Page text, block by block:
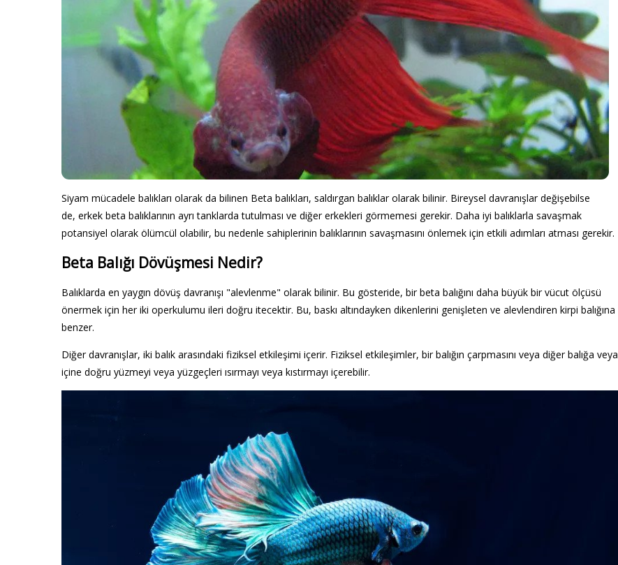
Siyam mücadele balıkları olarak da bilinen Beta balıkları, saldırgan balıklar olarak bilinir. Bireysel davranışlar değişebilse
de, erkek beta balıklarının ayrı tanklarda tutulması ve diğer erkekleri görmemesi gerekir. Daha iyi balıklarla savaşmak
potansiyel olarak ölümcül olabilir, bu nedenle sahiplerinin balıklarının savaşmasını önlemek için etkili adımları atması gerekir.
Beta Balığı Dövüşmesi Nedir?
Balıklarda en yaygın dövüş davranışı "alevlenme" olarak bilinir. Bu gösteride, bir beta balığını daha büyük bir vücut ölçüsü
önermek için her iki operkulumu ileri doğru itecektir. Bu, baskı altındayken dikenlerini genişleten ve alevlendiren kirpi balığına
benzer.
Diğer davranışlar, iki balık arasındaki fiziksel etkileşimi içerir. Fiziksel etkileşimler, bir balığın çarpmasını veya diğer balığa veya
içine doğru yüzmeyi veya yüzgeçleri ısırmayı veya kıstırmayı içerebilir.